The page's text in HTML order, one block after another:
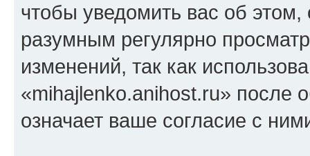
чтобы уведомить вас об
разумным регулярно
изменений, так как
«mihajlenko.anihost.ru» после
означает ваше согласие с